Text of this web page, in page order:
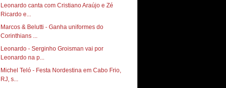
Leonardo canta com Cristiano Araújo e Zé
Ricardo e...
Marcos & Belutti - Ganha uniformes do
Corinthians ...
Leonardo - Serginho Groisman vai por
Leonardo na p...
Michel Teló - Festa Nordestina em Cabo Frio,
RJ, s...